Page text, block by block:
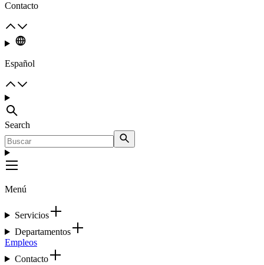
Contacto
Español
Search
Menú
Servicios
Departamentos
Empleos
Contacto